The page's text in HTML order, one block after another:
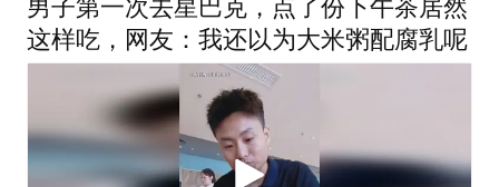
男子第一次去星巴克，点了份下午茶居然
这样吃，网友：我还以为大米粥配腐乳呢